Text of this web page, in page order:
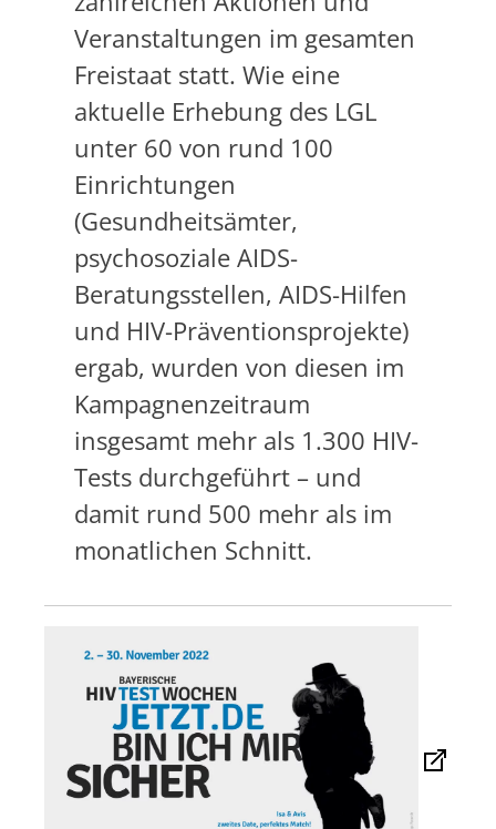
Veranstaltungen im gesamten
Freistaat statt. Wie eine
aktuelle Erhebung des LGL
unter 60 von rund 100
Einrichtungen
(Gesundheitsämter,
psychosoziale AIDS-
Beratungsstellen, AIDS-Hilfen
und HIV-Präventionsprojekte)
ergab, wurden von diesen im
Kampagnenzeitraum
insgesamt mehr als 1.300 HIV-
Tests durchgeführt – und
damit rund 500 mehr als im
monatlichen Schnitt.